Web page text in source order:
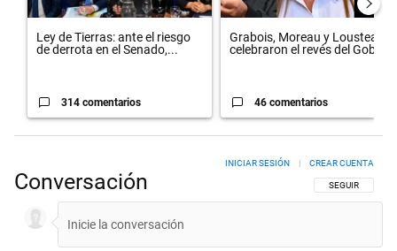
Ley de Tierras: ante el riesgo
de derrota en el Senado,...
314 comentarios
Grabois, Moreau y Lousteau
celebraron el revés del Gobi...
46 comentarios
Conversación SIGA ESTA
SEGUIR
INICIAR SESIÓN CREAR CUENTA